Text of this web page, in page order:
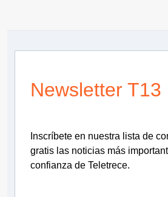
Newsletter T13
Inscríbete en nuestra lista de
gratis las noticias más
confianza de Teletrece.